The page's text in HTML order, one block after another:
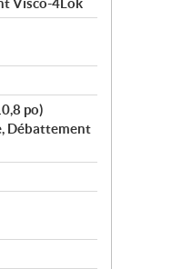
po)
Débattement